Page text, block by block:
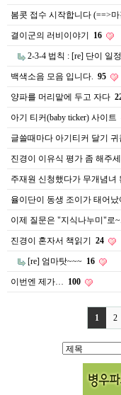
봄콧 접수 시작합니다 (==>
결이군의 러비이야기 16
2-3-4 법칙 : [re] 단이 일정
백색소음 모음 입니다. 95
양파를 머리맡에 두고 자다
아기 티커(baby ticker) 사이트
글쓸때마다 아기티커 달기 귀
진경이 이유식 평가 좀 해주
주재원 신청했다가 무개념녀
율이단이 동생 조이가 태어났
이제 질문은 "지식나누미"로~.
진경이 혼자서 책읽기 24
[re] 엄마탓~~~ 16
이번엔 제가… 100
1 2